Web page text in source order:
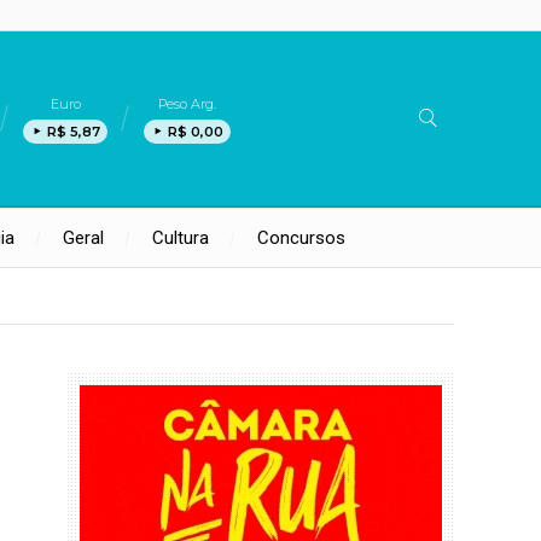
Euro
R$ 5,87
Peso Arg.
R$ 0,00
Geral Cultura Concursos